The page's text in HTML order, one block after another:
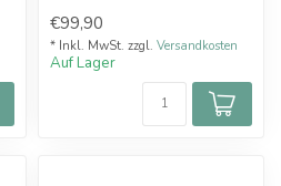
e...
€99,90
* Inkl. MwSt. zzgl. Versandkosten
Auf Lager